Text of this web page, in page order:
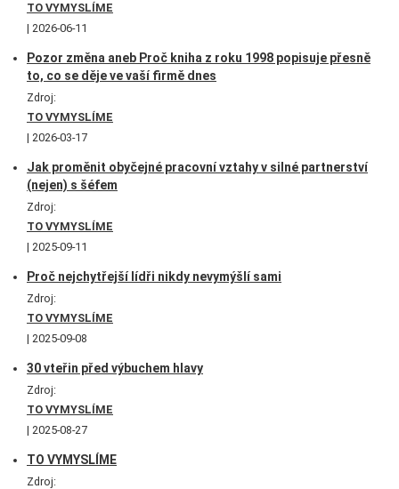
TO VYMYSLÍME
2026-06-11
Pozor změna aneb Proč kniha z roku 1998 popisuje přesně
to, co se děje ve vaší firmě dnes
Zdroj:
TO VYMYSLÍME
2026-03-17
Jak proměnit obyčejné pracovní vztahy v silné partnerství
(nejen) s šéfem
Zdroj:
TO VYMYSLÍME
2025-09-11
Proč nejchytřejší lídři nikdy nevymýšlí sami
Zdroj:
TO VYMYSLÍME
2025-09-08
30 vteřin před výbuchem hlavy
Zdroj:
TO VYMYSLÍME
2025-08-27
TO VYMYSLÍME
Zdroj: